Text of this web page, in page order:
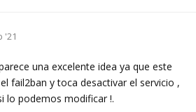
'21
una excelente idea ya que este
fail2ban y toca desactivar el servicio ,
lo podemos modificar !.